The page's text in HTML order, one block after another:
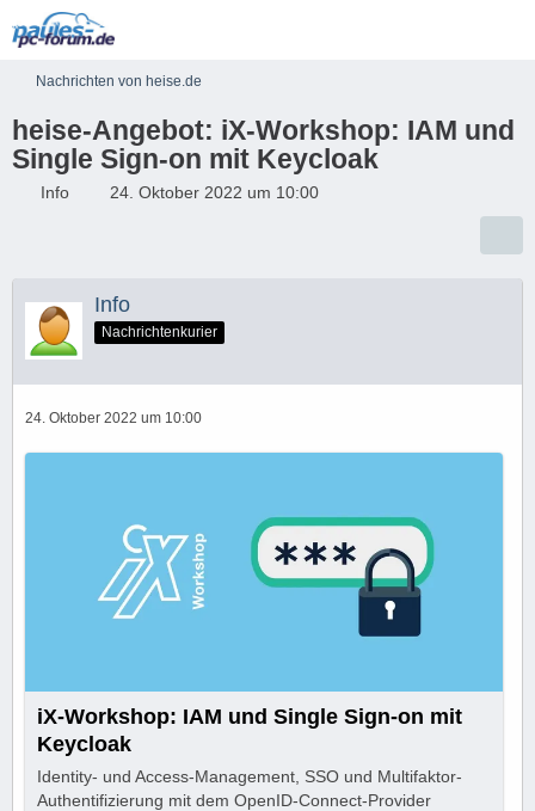
Nachrichten von heise.de
heise-Angebot: iX-Workshop: IAM und
Single Sign-on mit Keycloak
Info 24. Oktober 2022 um 10:00
Info
Nachrichtenkurier
24. Oktober 2022 um 10:00
iX-Workshop: IAM und Single Sign-on mit
Keycloak
Identity- und Access-Management, SSO und Multifaktor-
Authentifizierung mit dem OpenID-Connect-Provider